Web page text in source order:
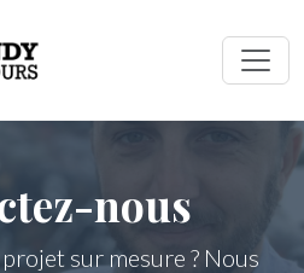
nous
sur mesure ? Nous